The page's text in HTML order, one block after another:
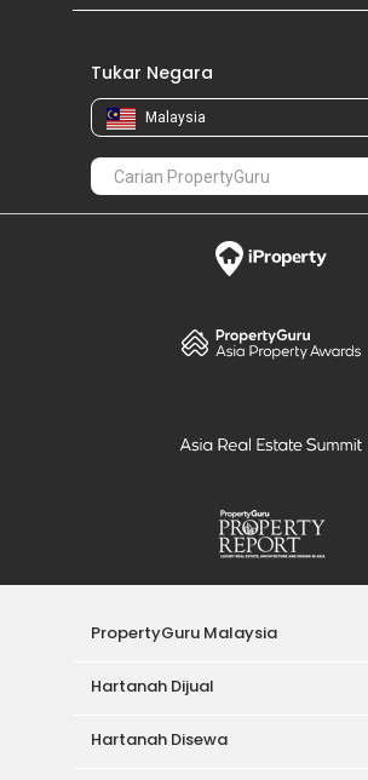
Tukar Negara
Malaysia
PropertyGuru Malaysia
Hartanah Dijual
Hartanah Disewa